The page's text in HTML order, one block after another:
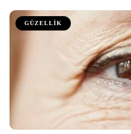
GÜZELLİK